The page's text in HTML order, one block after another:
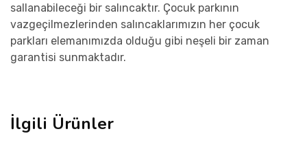
sallanabileceği bir salıncaktır. Çocuk parkının
vazgeçilmezlerinden salıncaklarımızın her çocuk
parkları elemanımızda olduğu gibi neşeli bir zaman
garantisi sunmaktadır.
İlgili Ürünler